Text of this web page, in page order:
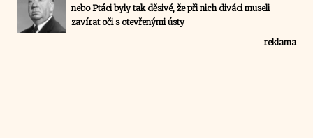
nebo Ptáci byly tak děsivé, že při nich diváci museli
zavírat oči s otevřenými ústy
reklama